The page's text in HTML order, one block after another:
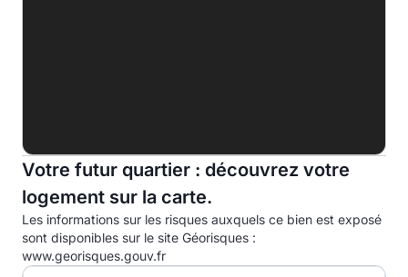
C
D
E
F
Votre futur quartier : découvrez votre
logement sur la carte.
Les informations sur les risques auxquels ce bien est exposé
sont disponibles sur le site Géorisques :
www.georisques.gouv.fr